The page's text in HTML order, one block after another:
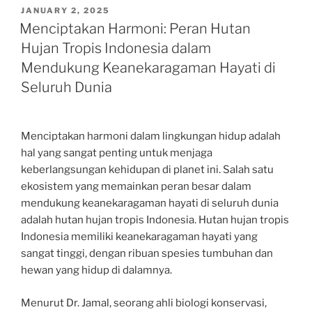
POSTED
ON
JANUARY 2, 2025
Menciptakan Harmoni: Peran Hutan
Hujan Tropis Indonesia dalam
Mendukung Keanekaragaman Hayati di
Seluruh Dunia
Menciptakan harmoni dalam lingkungan hidup adalah
hal yang sangat penting untuk menjaga
keberlangsungan kehidupan di planet ini. Salah satu
ekosistem yang memainkan peran besar dalam
mendukung keanekaragaman hayati di seluruh dunia
adalah hutan hujan tropis Indonesia. Hutan hujan tropis
Indonesia memiliki keanekaragaman hayati yang
sangat tinggi, dengan ribuan spesies tumbuhan dan
hewan yang hidup di dalamnya.
Menurut Dr. Jamal, seorang ahli biologi konservasi,